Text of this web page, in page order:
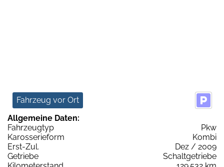
Fahrzeug vor Ort
Allgemeine Daten:
Fahrzeugtyp
Pkw
Karosserieform
Kombi
Erst-Zul.
Dez / 2009
Getriebe
Schaltgetriebe